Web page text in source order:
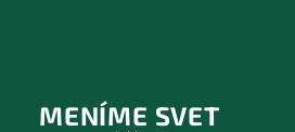
MENÍME SVET